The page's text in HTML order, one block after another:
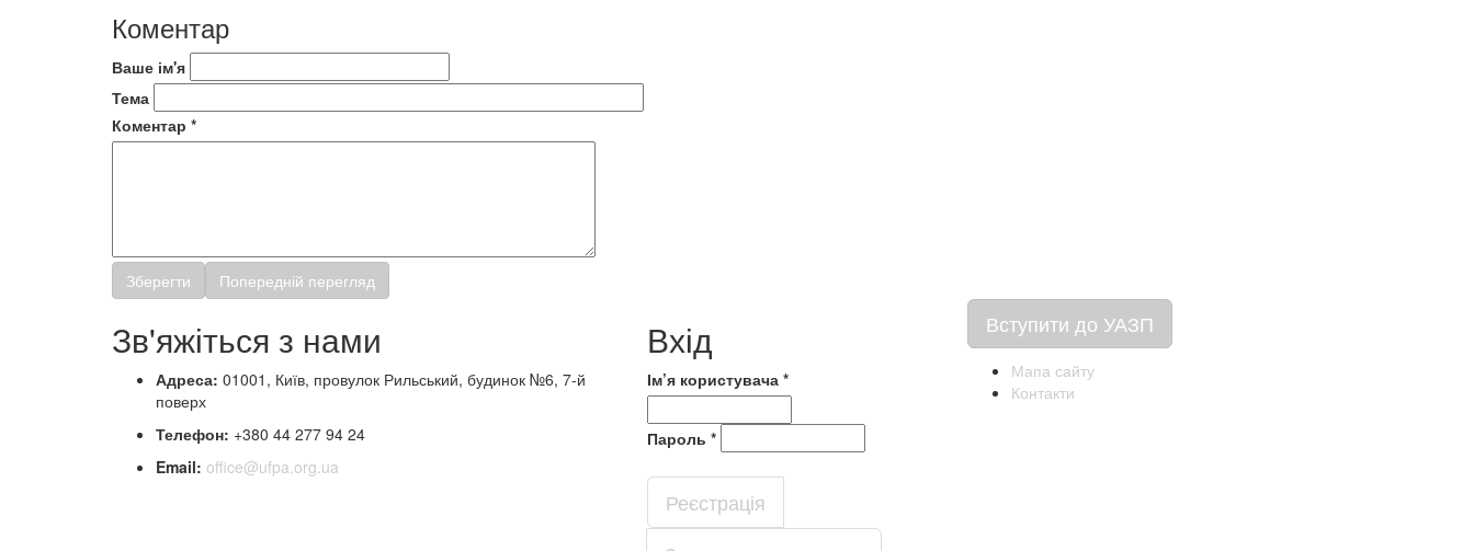
Коментар
Ваше ім'я
Тема
Коментар *
Зв'яжіться з нами
Адреса: 01001, Київ, провулок Рильський, будинок №6, 7-й
поверх
Телефон: +380 44 277 94 24
Email: office@ufpa.org.ua
Вхід
Ім’я користувача *
Пароль *
Реєстрація
Вступити до УАЗП
Мапа сайту
Контакти